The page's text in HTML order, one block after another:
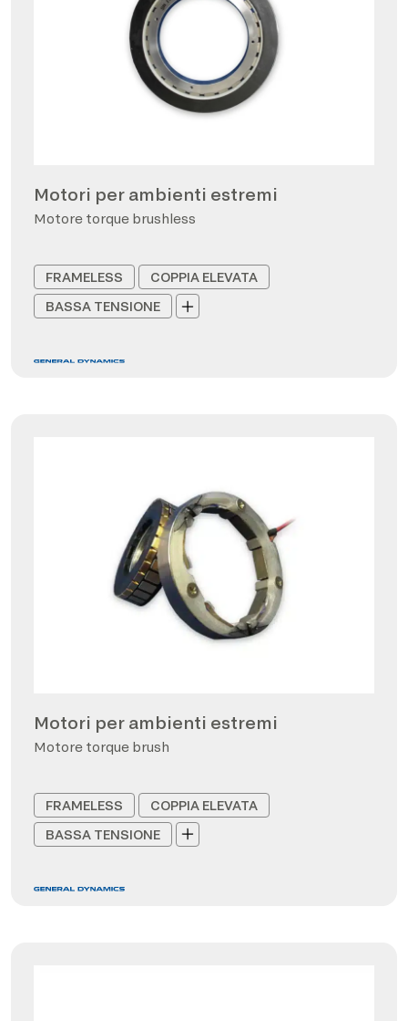
Motori per ambienti estremi
Motore torque brushless
FRAMELESS
COPPIA ELEVATA
BASSA TENSIONE
Motori per ambienti estremi
Motore torque brush
FRAMELESS
COPPIA ELEVATA
BASSA TENSIONE